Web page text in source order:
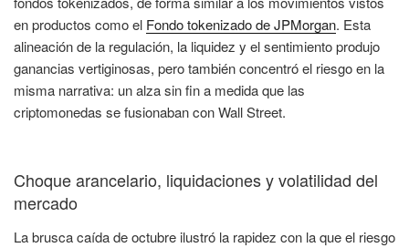
en productos como el Fondo tokenizado de JPMorgan. Esta
alineación de la regulación, la liquidez y el sentimiento produjo
ganancias vertiginosas, pero también concentró el riesgo en la
misma narrativa: un alza sin fin a medida que las
criptomonedas se fusionaban con Wall Street.
Choque arancelario, liquidaciones y volatilidad del
mercado
La brusca caída de octubre ilustró la rapidez con la que el riesgo